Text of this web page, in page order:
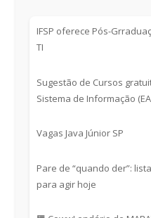
IFSP oferece Pós-
TI
Sugestão de Cursos
Sistema de Informação
Vagas Java Júnior SP
Pare de “quando der”:
para agir hoje